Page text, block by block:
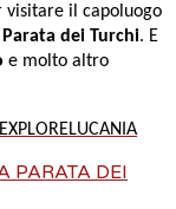
visitare il capoluogo
Parata dei Turchi. E
e molto altro
PARATA DEI